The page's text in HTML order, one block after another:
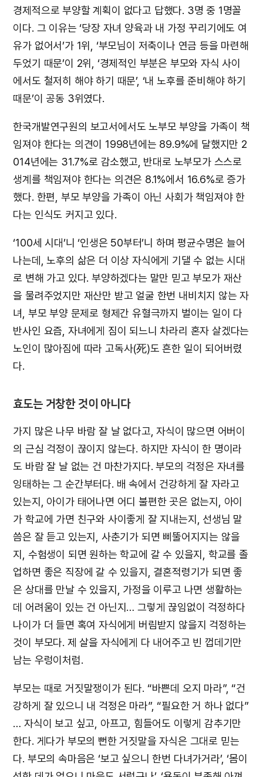
경제적으로 부양할 계획이 없다고 답했다. 3명 중 1명꼴
이다. 그 이유는 ‘당장 자녀 양육과 내 가정 꾸리기에도 여
유가 없어서’가 1위, ‘부모님이 저축이나 연금 등을 마련해
두었기 때문’이 2위, ‘경제적인 부분은 부모와 자식 사이
에서도 철저히 해야 하기 때문’, ‘내 노후를 준비해야 하기
때문’이 공동 3위였다.
한국개발연구원의 보고서에서도 노부모 부양을 가족이 책
임져야 한다는 의견이 1998년에는 89.9%에 달했지만 2
014년에는 31.7%로 감소했고, 반대로 노부모가 스스로
생계를 책임져야 한다는 의견은 8.1%에서 16.6%로 증가
했다. 한편, 부모 부양을 가족이 아닌 사회가 책임져야 한
다는 인식도 커지고 있다.
‘100세 시대’니 ‘인생은 50부터’니 하며 평균수명은 늘어
나는데, 노후의 삶은 더 이상 자식에게 기댈 수 없는 시대
로 변해 가고 있다. 부양하겠다는 말만 믿고 부모가 재산
을 물려주었지만 재산만 받고 얼굴 한번 내비치지 않는 자
녀, 부모 부양 문제로 형제간 유혈극까지 벌이는 일이 다
반사인 요즘, 자녀에게 짐이 되느니 차라리 혼자 살겠다는
노인이 많아짐에 따라 고독사(死)도 흔한 일이 되어버렸
다.
효도는 거창한 것이 아니다
가지 많은 나무 바람 잘 날 없다고, 자식이 많으면 어버이
의 근심 걱정이 끊이지 않는다. 하지만 자식이 한 명이라
도 바람 잘 날 없는 건 마찬가지다. 부모의 걱정은 자녀를
잉태하는 그 순간부터다. 배 속에서 건강하게 잘 자라고
있는지, 아이가 태어나면 어디 불편한 곳은 없는지, 아이
가 학교에 가면 친구와 사이좋게 잘 지내는지, 선생님 말
씀은 잘 듣고 있는지, 사춘기가 되면 삐뚤어지지는 않을
지, 수험생이 되면 원하는 학교에 갈 수 있을지, 학교를 졸
업하면 좋은 직장에 갈 수 있을지, 결혼적령기가 되면 좋
은 상대를 만날 수 있을지, 가정을 이루고 나면 생활하는
데 어려움이 있는 건 아닌지… 그렇게 끊임없이 걱정하다
나이가 더 들면 혹여 자식에게 버림받지 않을지 걱정하는
것이 부모다. 제 살을 자식에게 다 내어주고 빈 껍데기만
남는 우렁이처럼.
부모는 때로 거짓말쟁이가 된다. “바쁜데 오지 마라”, “건
강하게 잘 있으니 내 걱정은 마라”, “필요한 거 하나 없다”
… 자식이 보고 싶고, 아프고, 힘들어도 이렇게 감추기만
한다. 게다가 부모의 뻔한 거짓말을 자식은 그대로 믿는
다. 부모의 속마음은 ‘보고 싶으니 한번 다녀가거라’, ‘몸이